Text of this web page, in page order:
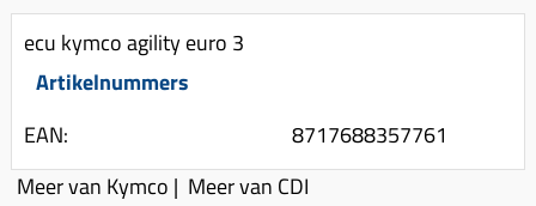
Pakking (sets)
Vlotterbak pakking
Powerfilter
Schakel (delen)
Schokbrekers
Spiegels
Stuur (delen)
Remblokken
Scooterhoezen
Scooter Kleding
Stickers
Stuurslot
ecu kymco agility euro 3
Artikelnummers
EAN:
8717688357761
Meer van Kymco | Meer van CDI